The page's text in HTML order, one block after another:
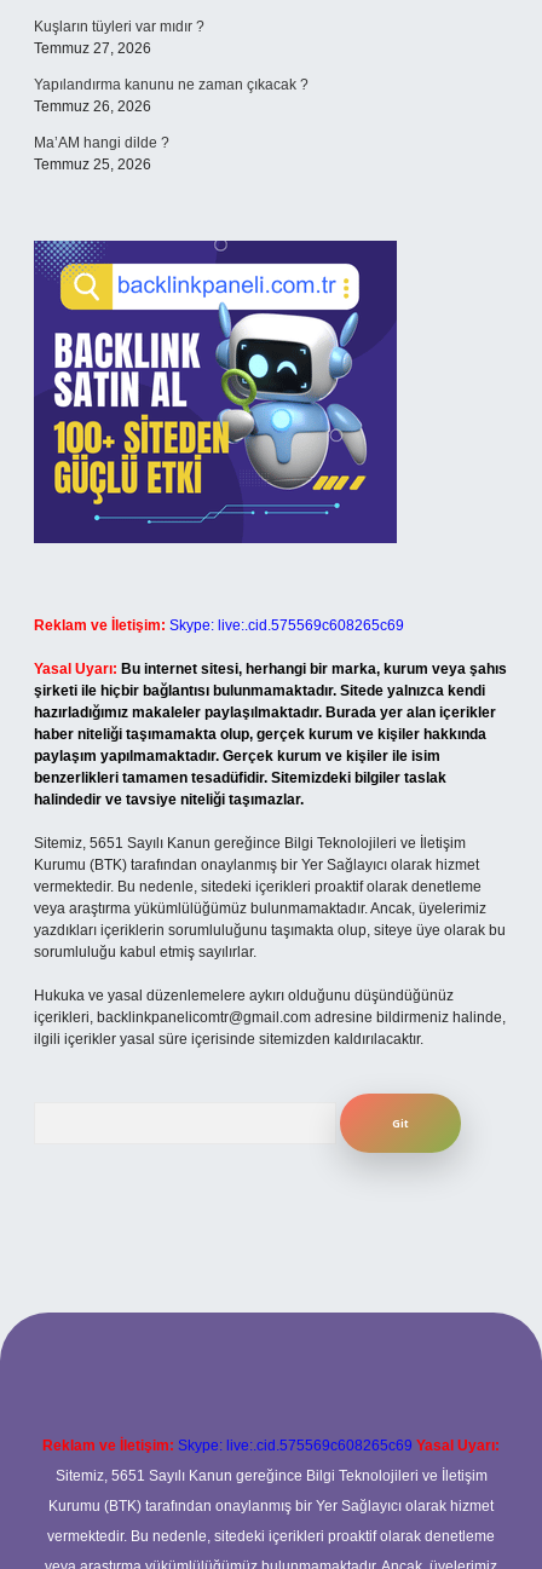
Kuşların tüyleri var mıdır ?
Temmuz 27, 2026
Yapılandırma kanunu ne zaman çıkacak ?
Temmuz 26, 2026
Ma’AM hangi dilde ?
Temmuz 25, 2026
Reklam ve İletişim: Skype: live:.cid.575569c608265c69
Yasal Uyarı: Bu internet sitesi, herhangi bir marka, kurum veya şahıs
şirketi ile hiçbir bağlantısı bulunmamaktadır. Sitede yalnızca kendi
hazırladığımız makaleler paylaşılmaktadır. Burada yer alan içerikler
haber niteliği taşımamakta olup, gerçek kurum ve kişiler hakkında
paylaşım yapılmamaktadır. Gerçek kurum ve kişiler ile isim
benzerlikleri tamamen tesadüfidir. Sitemizdeki bilgiler taslak
halindedir ve tavsiye niteliği taşımazlar.
Sitemiz, 5651 Sayılı Kanun gereğince Bilgi Teknolojileri ve İletişim
Kurumu (BTK) tarafından onaylanmış bir Yer Sağlayıcı olarak hizmet
vermektedir. Bu nedenle, sitedeki içerikleri proaktif olarak denetleme
veya araştırma yükümlülüğümüz bulunmamaktadır. Ancak, üyelerimiz
yazdıkları içeriklerin sorumluluğunu taşımakta olup, siteye üye olarak bu
sorumluluğu kabul etmiş sayılırlar.
Hukuka ve yasal düzenlemelere aykırı olduğunu düşündüğünüz
içerikleri, backlinkpanelicomtr@gmail.com adresine bildirmeniz halinde,
ilgili içerikler yasal süre içerisinde sitemizden kaldırılacaktır.
betexper.xyz
Reklam ve İletişim: Skype: live:.cid.575569c608265c69 Yasal Uyarı:
Sitemiz, 5651 Sayılı Kanun gereğince Bilgi Teknolojileri ve İletişim
Kurumu (BTK) tarafından onaylanmış bir Yer Sağlayıcı olarak hizmet
vermektedir. Bu nedenle, sitedeki içerikleri proaktif olarak denetleme